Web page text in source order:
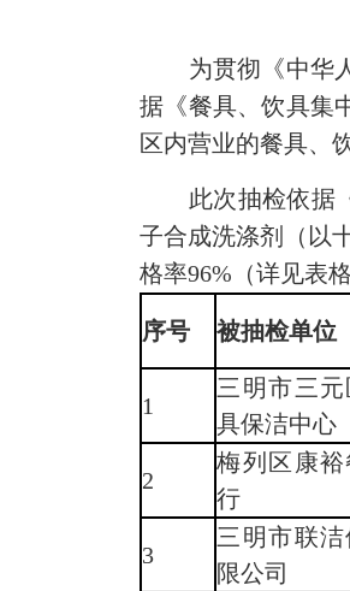
为贯彻《中华人
据《餐具、饮具集
区内营业的餐具、
此次抽检依据《
子合成洗涤剂（以
格率96%（详见表
序号 被抽检单位
1
三明市三
具保洁中心
2
梅列区康
行
3
三明市联
限公司